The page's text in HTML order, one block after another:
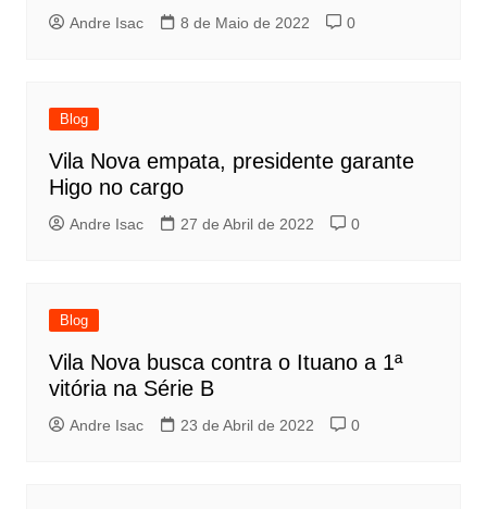
Andre Isac 8 de Maio de 2022 0
Blog
Vila Nova empata, presidente garante
Higo no cargo
Andre Isac 27 de Abril de 2022 0
Blog
Vila Nova busca contra o Ituano a 1ª
vitória na Série B
Andre Isac 23 de Abril de 2022 0